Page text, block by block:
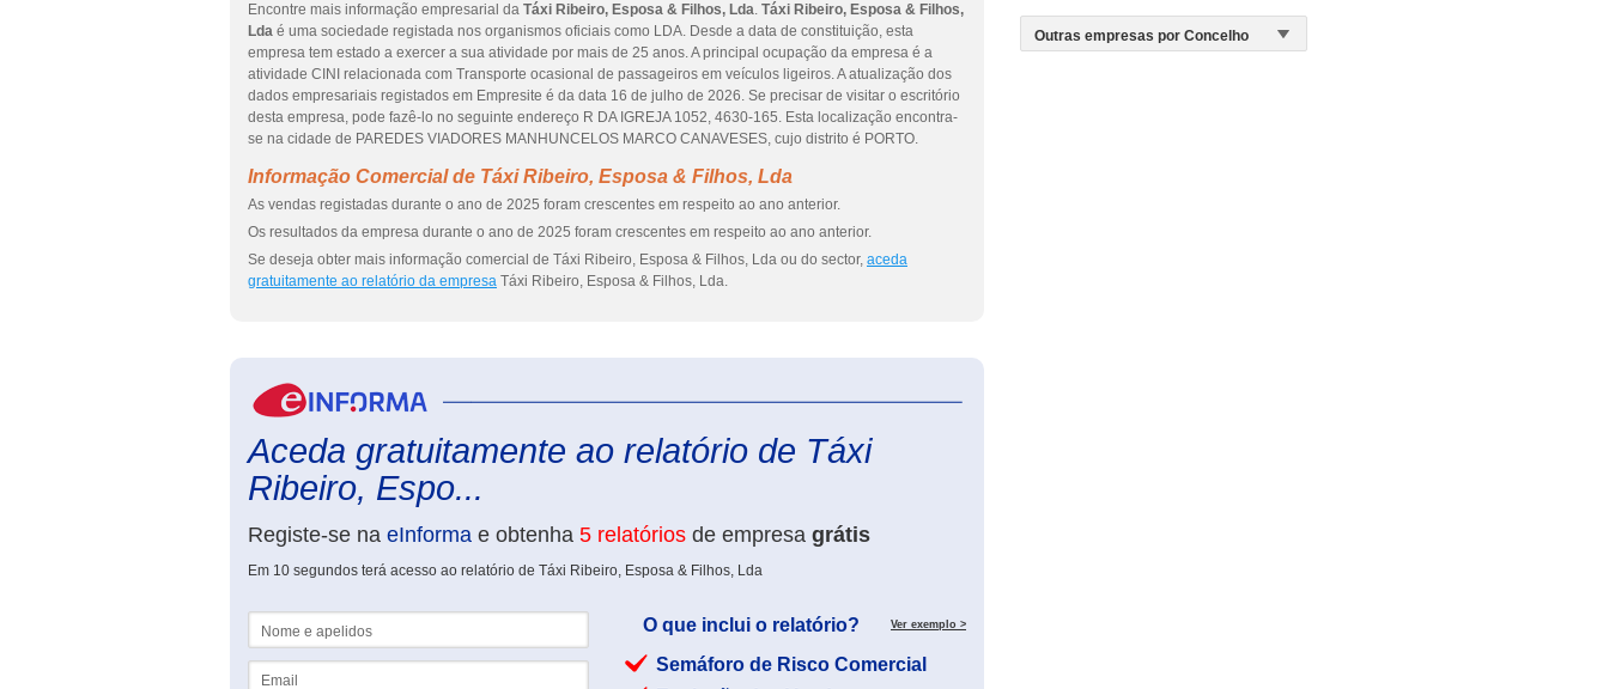
Encontre mais informação empresarial da Táxi Ribeiro, Esposa & Filhos, Lda. Táxi Ribeiro, Esposa & Filhos,
Lda é uma sociedade registada nos organismos oficiais como LDA. Desde a data de constituição, esta
empresa tem estado a exercer a sua atividade por mais de 25 anos. A principal ocupação da empresa é a
atividade CINI relacionada com Transporte ocasional de passageiros em veículos ligeiros. A atualização dos
dados empresariais registados em Empresite é da data 16 de julho de 2026. Se precisar de visitar o escritório
desta empresa, pode fazê-lo no seguinte endereço R DA IGREJA 1052, 4630-165. Esta localização encontra-
se na cidade de PAREDES VIADORES MANHUNCELOS MARCO CANAVESES, cujo distrito é PORTO.
Informação Comercial de Táxi Ribeiro, Esposa & Filhos, Lda
As vendas registadas durante o ano de 2025 foram crescentes em respeito ao ano anterior.
Os resultados da empresa durante o ano de 2025 foram crescentes em respeito ao ano anterior.
Se deseja obter mais informação comercial de Táxi Ribeiro, Esposa & Filhos, Lda ou do sector, aceda
gratuitamente ao relatório da empresa Táxi Ribeiro, Esposa & Filhos, Lda.
Aceda gratuitamente ao relatório de Táxi
Ribeiro, Espo...
Registe-se na eInforma e obtenha 5 relatórios de empresa grátis
Em 10 segundos terá acesso ao relatório de Táxi Ribeiro, Esposa & Filhos, Lda
O que inclui o relatório? Ver exemplo >
Semáforo de Risco Comercial